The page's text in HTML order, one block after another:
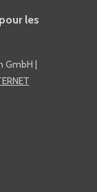
les
GmbH |